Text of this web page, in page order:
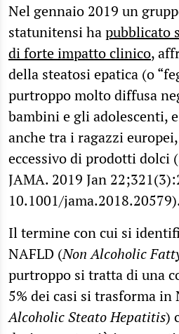
Nel gennaio 2019 un
statunitensi hapubblicato
di forte impatto clinico,
della steatosi epatica (o
purtroppo molto diffusa
bambini e gli adolescenti,
anche tra i ragazzi
eccessivo di prodotti dolci
JAMA. 2019 Jan
10.1001/
Il termine con cui si
NAFLD (Non Alcoholic
purtroppo si tratta di una
5% dei casi si trasforma in
Alcoholic Steato Hepatitis)